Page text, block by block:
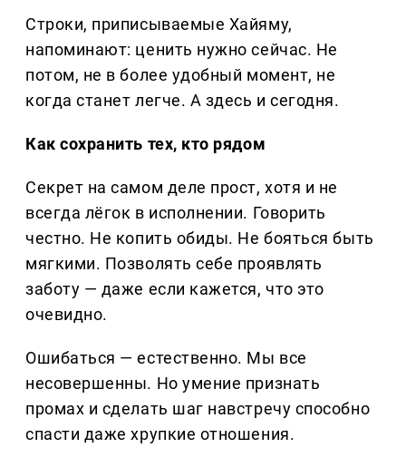
Строки, приписываемые Хайяму,
напоминают: ценить нужно сейчас. Не
потом, не в более удобный момент, не
когда станет легче. А здесь и сегодня.
Как сохранить тех, кто рядом
Секрет на самом деле прост, хотя и не
всегда лёгок в исполнении. Говорить
честно. Не копить обиды. Не бояться быть
мягкими. Позволять себе проявлять
заботу — даже если кажется, что это
очевидно.
Ошибаться — естественно. Мы все
несовершенны. Но умение признать
промах и сделать шаг навстречу способно
спасти даже хрупкие отношения.